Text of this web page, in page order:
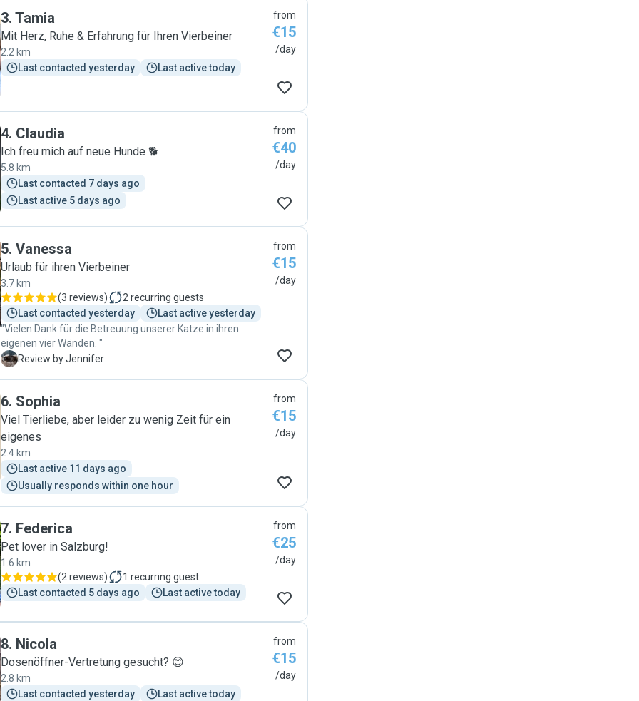
3. Tamia
Mit Herz, Ruhe & Erfahrung für Ihren Vierbeiner
2.2 km
Last contacted yesterday
Last active today
from
€15
/day
4. Claudia
Ich freu mich auf neue Hunde 🐕
5.8 km
Last contacted 7 days ago
Last active 5 days ago
from
€40
/day
5. Vanessa
Urlaub für ihren Vierbeiner
3.7 km
(3 reviews) 2 recurring guests
Last contacted yesterday
Last active yesterday
"Vielen Dank für die Betreuung unserer Katze in ihren
eigenen vier Wänden. "
J
Review by Jennifer
from
€15
/day
6. Sophia
Viel Tierliebe, aber leider zu wenig Zeit für ein
eigenes
2.4 km
Last active 11 days ago
Usually responds within one hour
from
€15
/day
7. Federica
Pet lover in Salzburg!
1.6 km
(2 reviews) 1 recurring guest
Last contacted 5 days ago
Last active today
from
€25
/day
8. Nicola
Dosenöffner-Vertretung gesucht? 😊
2.8 km
Last contacted yesterday
Last active today
from
€15
/day